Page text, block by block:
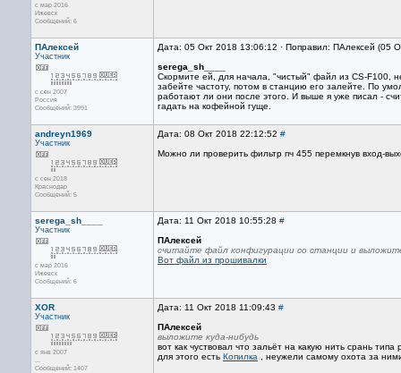
с мар 2016
Ижевск
Сообщений: 6
ПАлексей
Участник
с сен 2007
Россия
Сообщений: 3991
Дата: 05 Окт 2018 13:06:12 · Поправил: ПАлексей (05
serega_sh____
Скормите ей, для начала, "чистый" файл из CS-F100,
забейте частоту, потом в станцию его залейте. По
работают ли они после этого. И выше я уже писал -
гадать на кофейной гуще.
andreyn1969
Участник
с сен 2018
Краснодар
Сообщений: 5
Дата: 08 Окт 2018 22:12:52 #
Можно ли проверить фильтр пч 455 перемкнув вход-
serega_sh____
Участник
с мар 2016
Ижевск
Сообщений: 6
Дата: 11 Окт 2018 10:55:28 #
ПАлексей
считайте файл конфигурации со станции и
Вот файл из прошивалки
XOR
Участник
с янв 2007
...
Сообщений: 1407
Дата: 11 Окт 2018 11:09:43 #
ПАлексей
выложите куда-нибудь
вот как чуствовал что зальёт на какую нить срань
для этого есть Копилка , неужели самому охота за